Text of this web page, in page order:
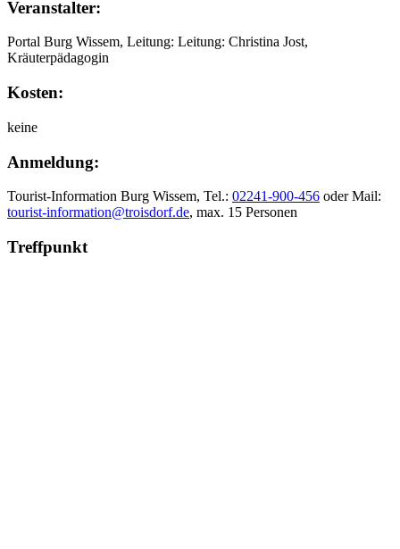
Veranstalter:
Portal Burg Wissem, Leitung: Leitung: Christina Jost,
Kräuterpädagogin
Kosten:
keine
Anmeldung:
Tourist-Information Burg Wissem, Tel.: 02241-900-456 oder Mail:
tourist-information@troisdorf.de, max. 15 Personen
Treffpunkt